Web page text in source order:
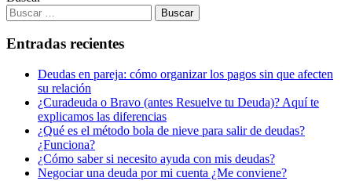
Entradas recientes
Deudas en pareja: cómo organizar los pagos sin que afecten
su relación
¿Curadeuda o Bravo (antes Resuelve tu Deuda)? Aquí te
explicamos las diferencias
¿Qué es el método bola de nieve para salir de deudas?
¿Funciona?
¿Cómo saber si necesito ayuda con mis deudas?
Negociar una deuda por mi cuenta ¿Me conviene?